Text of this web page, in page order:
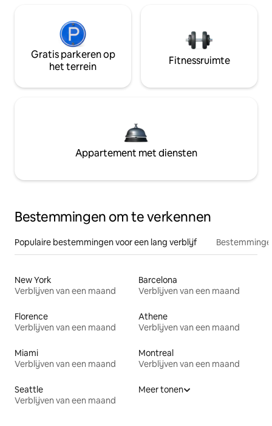
Gratis parkeren op
het terrein
Fitnessruimte
Appartement met diensten
Bestemmingen om te verkennen
Populaire bestemmingen voor een lang verblijf
New York
Verblijven van een maand
Barcelona
Verblijven van een maand
Florence
Verblijven van een maand
Athene
Verblijven van een maand
Miami
Verblijven van een maand
Montreal
Verblijven van een maand
Seattle
Verblijven van een maand
Meer tonen